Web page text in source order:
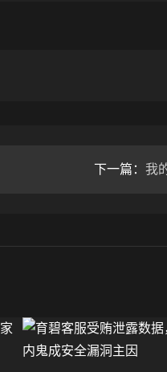
下一篇： 我